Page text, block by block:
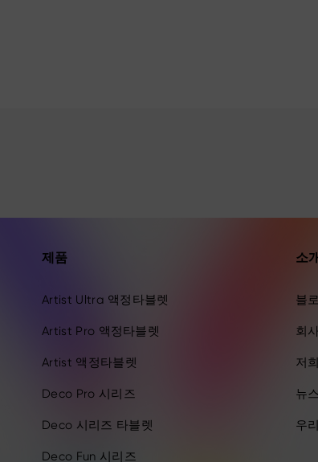
제품
Artist Ultra 액정타블렛
Artist Pro 액정타블렛
Artist 액정타블렛
Deco Pro 시리즈
Deco 시리즈 타블렛
Deco Fun 시리즈
소개
블
회
저
뉴스
우